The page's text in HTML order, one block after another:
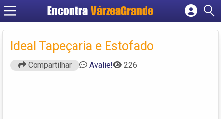
Encontra VárzeaGrande
Cadastrar empresa
Fazer login
Criar conta
Ideal Tapeçaria e Estofado
Compartilhar Avalie! 226